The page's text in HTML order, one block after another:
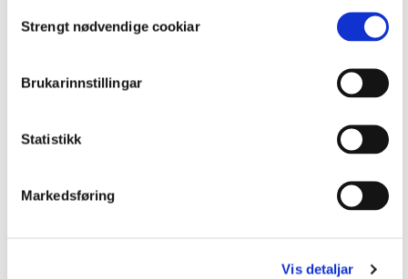
Selection
Strengt nødvendige cookiar
Brukarinnstillingar
Statistikk
Markedsføring
Vis detaljar
Semester: 1 10 sp
BARN504